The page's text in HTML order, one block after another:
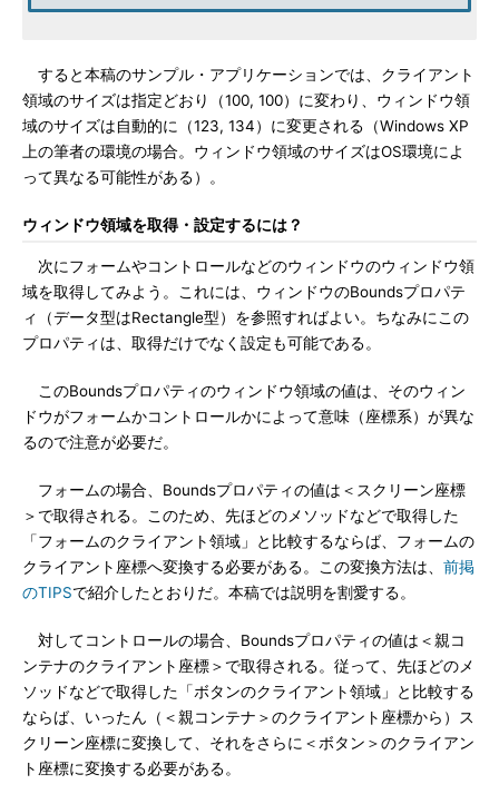
すると本稿のサンプル・アプリケーションでは、クライアント
領域のサイズは指定どおり（100, 100）に変わり、ウィンドウ領
域のサイズは自動的に（123, 134）に変更される（Windows XP
上の筆者の環境の場合。ウィンドウ領域のサイズはOS環境によ
って異なる可能性がある）。
ウィンドウ領域を取得・設定するには？
次にフォームやコントロールなどのウィンドウのウィンドウ領
域を取得してみよう。これには、ウィンドウのBoundsプロパテ
ィ（データ型はRectangle型）を参照すればよい。ちなみにこの
プロパティは、取得だけでなく設定も可能である。
このBoundsプロパティのウィンドウ領域の値は、そのウィン
ドウがフォームかコントロールかによって意味（座標系）が異な
るので注意が必要だ。
フォームの場合、Boundsプロパティの値は＜スクリーン座標
＞で取得される。このため、先ほどのメソッドなどで取得した
「フォームのクライアント領域」と比較するならば、フォームの
クライアント座標へ変換する必要がある。この変換方法は、 前掲
のTIPSで紹介したとおりだ。本稿では説明を割愛する。
対してコントロールの場合、Boundsプロパティの値は＜親コ
ンテナのクライアント座標＞で取得される。従って、先ほどのメ
ソッドなどで取得した「ボタンのクライアント領域」と比較する
ならば、いったん（＜親コンテナ＞のクライアント座標から）ス
クリーン座標に変換して、それをさらに＜ボタン＞のクライアン
ト座標に変換する必要がある。